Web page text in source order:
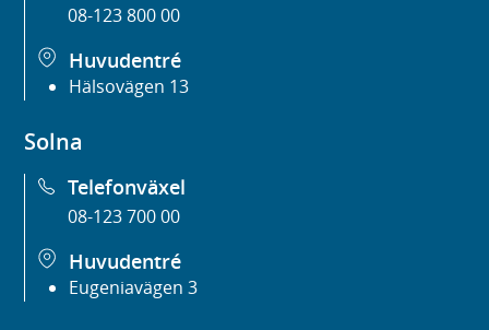
08-123 800 00
Huvudentré
Hälsovägen 13
Solna
Telefonväxel
08-123 700 00
Huvudentré
Eugeniavägen 3